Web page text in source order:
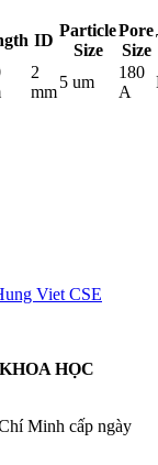
ID
Particle
Size
Pore
Size
2
mm
5 um
180
A
HỌC
Minh cấp ngày